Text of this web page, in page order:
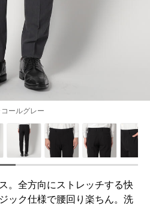
ールグレー
。全方向にストレッチする快
ック仕様で腰回り楽ちん。洗